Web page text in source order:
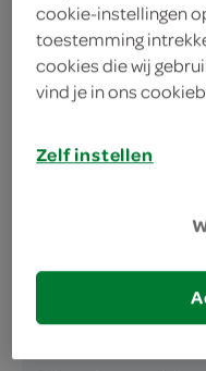
Bestrooid met
Fijne wafeltjes
hazelnootvulling,
chocolade.
cookie-instellingen
toestemming
cookies die wij
vind je in ons
Zelf instellen